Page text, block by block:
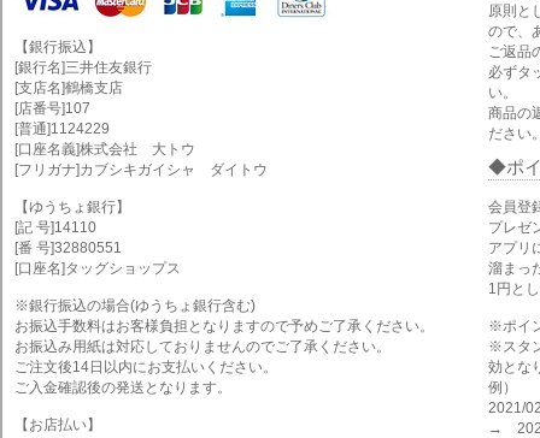
【銀行振込】
[銀行名]三井住友銀行
[支店名]鶴橋支店
[店番号]107
[普通]1124229
[口座名義]株式会社 大トウ
[フリガナ]カブシキガイシャ ダイトウ
【ゆうちょ銀行】
[記 号]14110
[番 号]32880551
[口座名]タッグショップス
※銀行振込の場合(ゆうちょ銀行含む)
お振込手数料はお客様負担となりますので予めご了承ください。
お振込み用紙は対応しておりませんのでご了承ください。
ご注文後14日以内にお支払いください。
ご入金確認後の発送となります。
【お店払い】
原則と
ので、
ご返品
必ずタ
い。
商品の
ださい
ポ
会員登
プレゼ
アプリ
溜まっ
1円と
※ポイ
※スタ
効とな
例）
2021/
→